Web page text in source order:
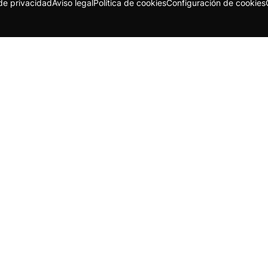
privacidadAviso legalPolítica de cookiesConfiguración de cookies